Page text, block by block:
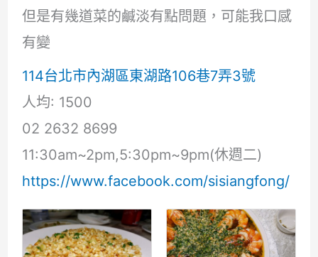
但是有幾道菜的鹹淡有點問題，可能我口感
有變
114台北市內湖區東湖路106巷7弄3號
人均: 1500
02 2632 8699
11:30am~2pm,5:30pm~9pm(休週二)
https://www.facebook.com/sisiangfong/